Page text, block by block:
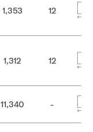
1,353 12
1,312 12
11,340 -